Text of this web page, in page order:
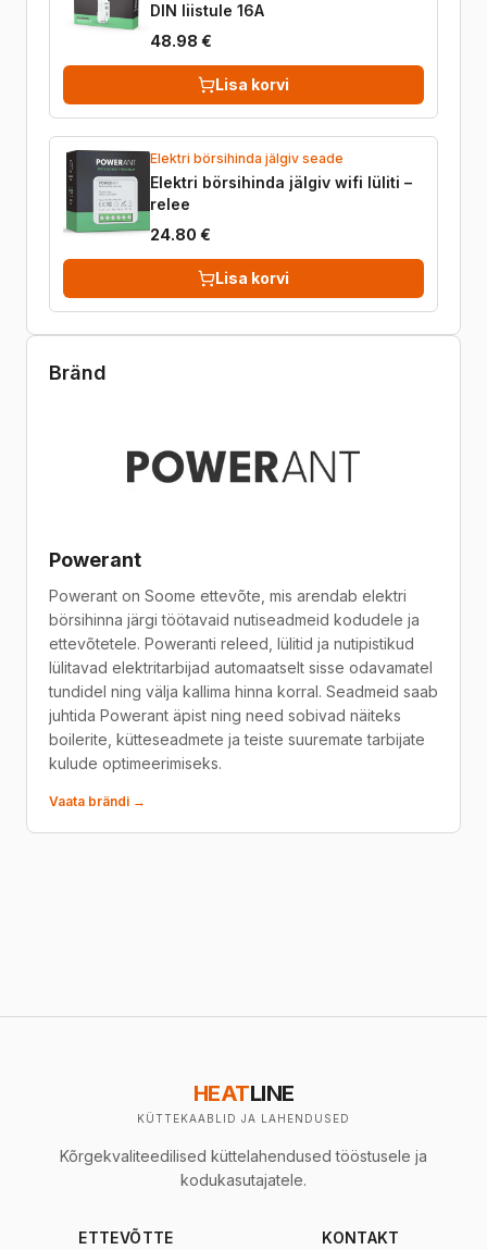
DIN liistule 16A
48.98 €
Lisa korvi
Elektri börsihinda jälgiv seade
Elektri börsihinda jälgiv wifi lüliti –
relee
24.80 €
Lisa korvi
Bränd
Powerant
Powerant on Soome ettevõte, mis arendab elektri
börsihinna järgi töötavaid nutiseadmeid kodudele ja
ettevõtetele. Poweranti releed, lülitid ja nutipistikud
lülitavad elektritarbijad automaatselt sisse odavamatel
tundidel ning välja kallima hinna korral. Seadmeid saab
juhtida Powerant äpist ning need sobivad näiteks
boilerite, kütteseadmete ja teiste suuremate tarbijate
kulude optimeerimiseks.
Vaata brändi →
HEATLINE
KÜTTEKAABLID JA LAHENDUSED
Kõrgekvaliteedilised küttelahendused tööstusele ja
kodukasutajatele.
ETTEVÕTTE KONTAKT